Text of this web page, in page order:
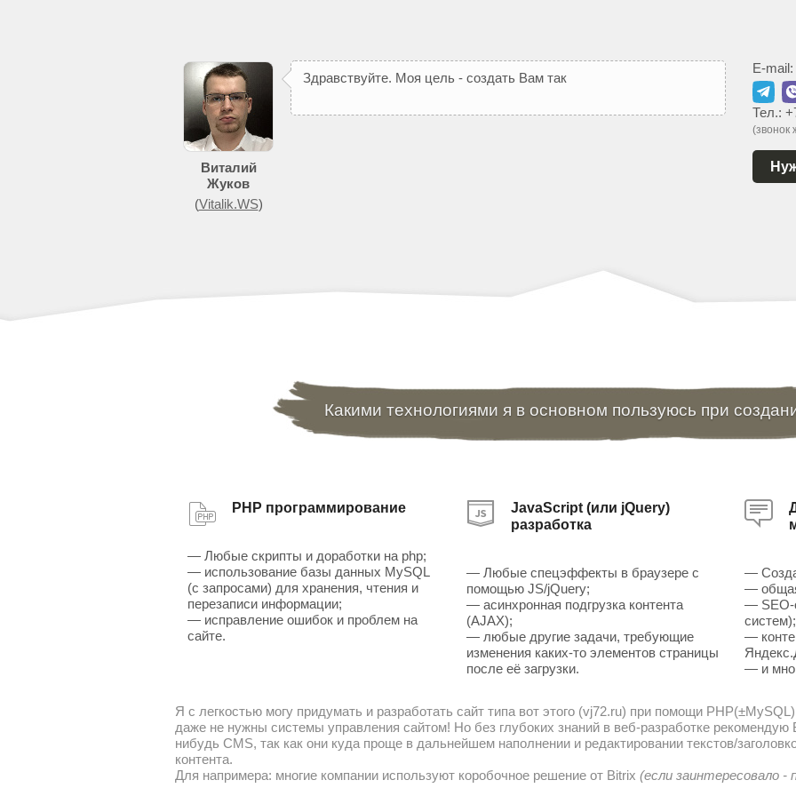
Виталий
Жуков
(Vitalik.WS)
Здравствуйте. Моя цель - создать Вам так
E-mail:
Тел.:
(звонок
Какими технологиями я в основном пользуюсь при
PHP программирование
— Любые скрипты и доработки на php;
— использование базы данных MySQL
(с запросами) для хранения, чтения и
перезаписи информации;
— исправление ошибок и проблем на
сайте.
JavaScript (или jQuery)
разработка
— Любые спецэффекты в браузере с
помощью JS/jQuery;
— асинхронная подгрузка контента
(AJAX);
— любые другие задачи, требующие
изменения каких-то элементов страницы
после её загрузки.
—
—
— SEO-
систем);
—
— и
Я с легкостью могу придумать и разработать сайт типа вот этого (vj72.ru) при помощи
даже не нужны системы управления сайтом! Но без глубоких знаний в веб-разработке рекомендую
нибудь CMS, так как они куда проще в дальнейшем наполнении и редактировании текстов/
контента.
Для напримера: многие компании используют коробочное решение от Bitrix (если заинтересовало -